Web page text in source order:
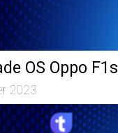
OS Oppo F1s
2023